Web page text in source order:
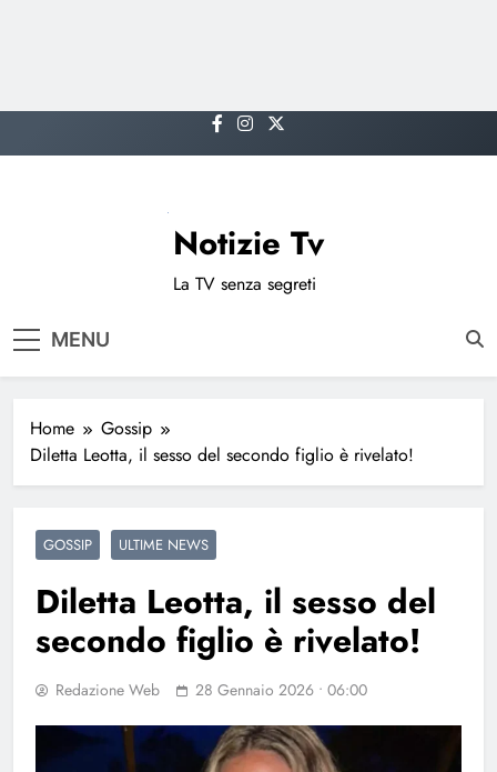
to
Notizie Tv
La TV senza segreti
MENU
Home
Gossip
Diletta Leotta, il sesso del secondo figlio è rivelato!
GOSSIP ULTIME NEWS
Diletta Leotta, il sesso del
secondo figlio è rivelato!
Redazione Web 28 Gennaio 2026 • 06:00